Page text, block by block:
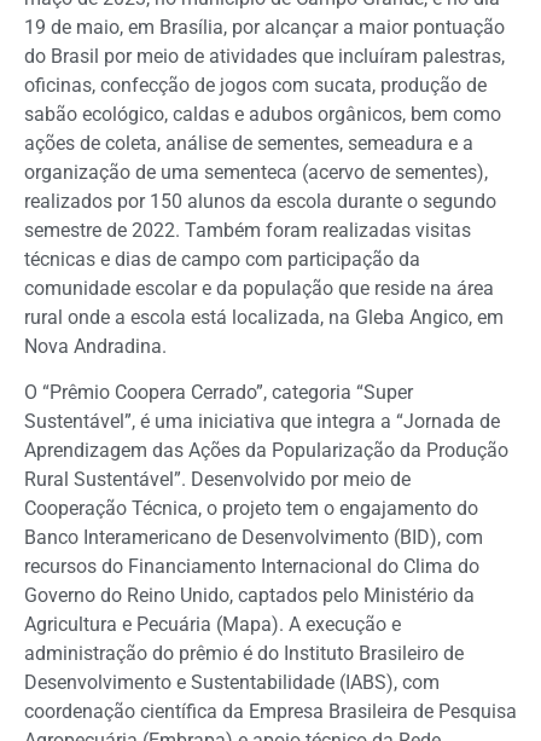
19 de maio, em Brasília, por alcançar a maior pontuação
do Brasil por meio de atividades que incluíram palestras,
oficinas, confecção de jogos com sucata, produção de
sabão ecológico, caldas e adubos orgânicos, bem como
ações de coleta, análise de sementes, semeadura e a
organização de uma sementeca (acervo de sementes),
realizados por 150 alunos da escola durante o segundo
semestre de 2022. Também foram realizadas visitas
técnicas e dias de campo com participação da
comunidade escolar e da população que reside na área
rural onde a escola está localizada, na Gleba Angico, em
Nova Andradina.
O “Prêmio Coopera Cerrado”, categoria “Super
Sustentável”, é uma iniciativa que integra a “Jornada de
Aprendizagem das Ações da Popularização da Produção
Rural Sustentável”. Desenvolvido por meio de
Cooperação Técnica, o projeto tem o engajamento do
Banco Interamericano de Desenvolvimento (BID), com
recursos do Financiamento Internacional do Clima do
Governo do Reino Unido, captados pelo Ministério da
Agricultura e Pecuária (Mapa). A execução e
administração do prêmio é do Instituto Brasileiro de
Desenvolvimento e Sustentabilidade (IABS), com
coordenação científica da Empresa Brasileira de Pesquisa